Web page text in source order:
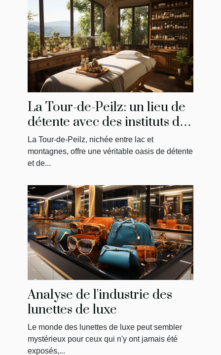
La Tour-de-Peilz: un lieu de
détente avec des instituts de
massage uniques
La Tour-de-Peilz, nichée entre lac et
montagnes, offre une véritable oasis de détente
et de...
Analyse de l'industrie des
lunettes de luxe
Le monde des lunettes de luxe peut sembler
mystérieux pour ceux qui n'y ont jamais été
exposés,...